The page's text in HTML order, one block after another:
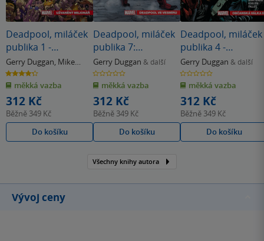
Deadpool, miláček
publika 1 -
Užvaněný milionář
Gerry Duggan, Mike
Hawthorne
4.3
z
5
hvězdiček
měkká vazba
312 Kč
Běžně 349 Kč
Do košíku
Deadpool, miláček
publika 7:
Deadpool ve
vesmíru
Gerry Duggan & další
0.0
z
5
hvězdiček
měkká vazba
312 Kč
Běžně 349 Kč
Do košíku
Deadpool, miláček
publika 4 -
Občanská válka II
Gerry Duggan & další
0.0
z
5
hvězdiček
měkká vazba
312 Kč
Běžně 349 Kč
Do košíku
Všechny knihy autora
Vývoj ceny